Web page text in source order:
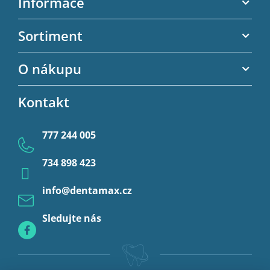
Kontaktní formulář
Sortiment
Endodoncie
Provizorní korunky a můstky
Anestezie
Profylaxe
O nákupu
Kontakt
info@dentamax.cz
777 244 005
734 898 423
Sledujte nás